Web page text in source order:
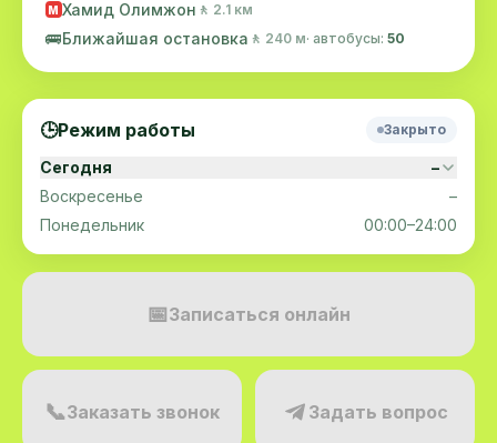
M Хамид Олимжон 🚶 2.1 км
🚌Ближайшая остановка 🚶 240 м· автобусы: 50
🕒Режим работы Закрыто
Сегодня
–
Воскресенье
–
Понедельник
00:00–24:00
📅Записаться онлайн
📞Заказать звонок Задать вопрос